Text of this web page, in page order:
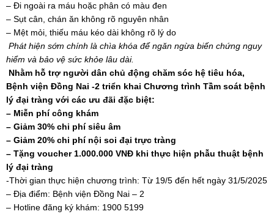
– Đi ngoài ra máu hoặc phân có màu đen
– Sụt cân, chán ăn không rõ nguyên nhân
– Mệt mỏi, thiếu máu kéo dài không rõ lý do
Phát hiện sớm chính là chìa khóa để ngăn ngừa biến chứng nguy
hiểm và bảo vệ sức khỏe lâu dài.
Nhằm hỗ trợ người dân chủ động chăm sóc hệ tiêu hóa,
Bệnh viện Đồng Nai -2 triển khai Chương trình Tầm soát bệnh
lý đại tràng với các ưu đãi đặc biệt:
– Miễn phí công khám
– Giảm 30% chi phí siêu âm
– Giảm 20% chi phí nội soi đại trực tràng
– Tặng voucher 1.000.000 VNĐ khi thực hiện phẫu thuật bệnh
lý đại tràng
-Thời gian thực hiện chương trình: Từ 19/5 đến hết ngày 31/5/2025
– Địa điểm: Bệnh viện Đồng Nai – 2
– Hotline đăng ký khám: 1900 5199